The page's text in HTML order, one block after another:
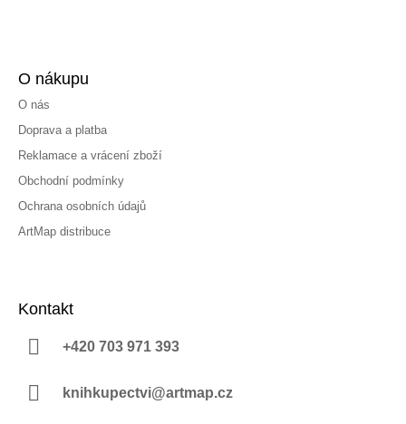
O nákupu
O nás
Doprava a platba
Reklamace a vrácení zboží
Obchodní podmínky
Ochrana osobních údajů
ArtMap distribuce
Kontakt
+420 703 971 393
knihkupectvi@artmap.cz